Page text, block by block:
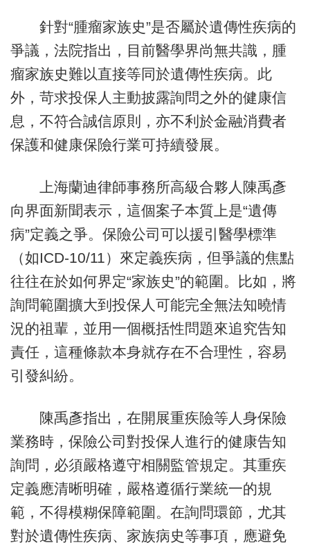
針對“腫瘤家族史”是否屬於遺傳性疾病的
爭議，法院指出，目前醫學界尚無共識，腫
瘤家族史難以直接等同於遺傳性疾病。此
外，苛求投保人主動披露詢問之外的健康信
息，不符合誠信原則，亦不利於金融消費者
保護和健康保險行業可持續發展。
上海蘭迪律師事務所高級合夥人陳禹彥
向界面新聞表示，這個案子本質上是“遺傳
病”定義之爭。保險公司可以援引醫學標準
（如ICD-10/11）來定義疾病，但爭議的焦點
往往在於如何界定“家族史”的範圍。比如，將
詢問範圍擴大到投保人可能完全無法知曉情
況的祖輩，並用一個概括性問題來追究告知
責任，這種條款本身就存在不合理性，容易
引發糾紛。
陳禹彥指出，在開展重疾險等人身保險
業務時，保險公司對投保人進行的健康告知
詢問，必須嚴格遵守相關監管規定。其重疾
定義應清晰明確，嚴格遵循行業統一的規
範，不得模糊保障範圍。在詢問環節，尤其
對於遺傳性疾病、家族病史等事項，應避免